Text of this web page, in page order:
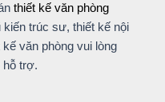
thiết kế văn phòng
trúc sư, thiết kế nội
văn phòng vui lòng
hỗ trợ.